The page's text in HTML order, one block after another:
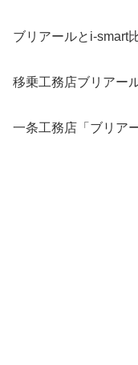
ブリアールとi-smart
移乗工務店ブリアー
一条工務店「ブリア